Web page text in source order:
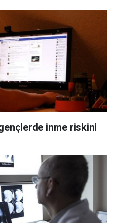
gençlerde inme riskini